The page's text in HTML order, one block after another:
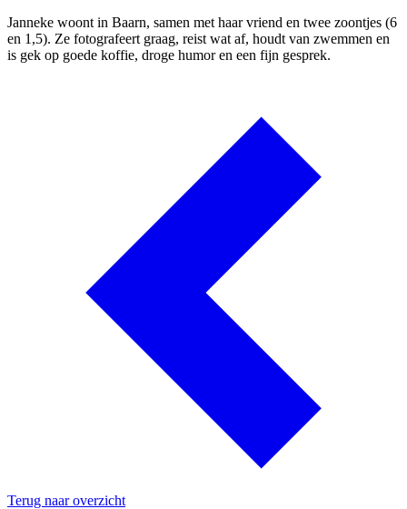
Janneke woont in Baarn, samen met haar vriend en twee zoontjes (6
en 1,5). Ze fotografeert graag, reist wat af, houdt van zwemmen en
is gek op goede koffie, droge humor en een fijn gesprek.
Terug naar overzicht